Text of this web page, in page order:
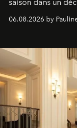
saison dans un
06.08.2026 by